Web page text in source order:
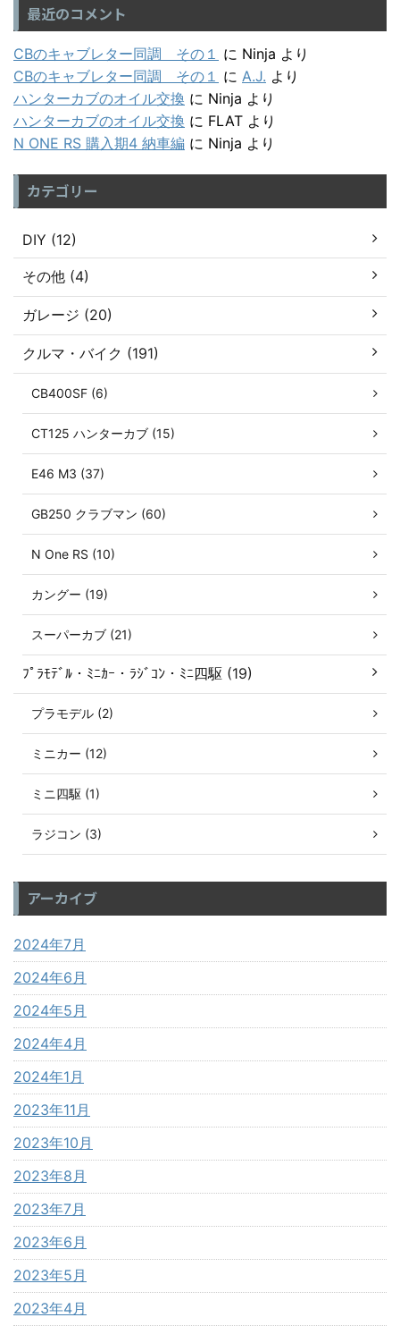
最近のコメント
CBのキャブレター同調 その１ に Ninja より
CBのキャブレター同調 その１ に A.J. より
ハンターカブのオイル交換 に Ninja より
ハンターカブのオイル交換 に FLAT より
N ONE RS 購入期4 納車編 に Ninja より
カテゴリー
DIY (12)
その他 (4)
ガレージ (20)
クルマ・バイク (191)
CB400SF (6)
CT125 ハンターカブ (15)
E46 M3 (37)
GB250 クラブマン (60)
N One RS (10)
カングー (19)
スーパーカブ (21)
ﾌﾟﾗﾓﾃﾞﾙ・ﾐﾆｶｰ・ﾗｼﾞｺﾝ・ﾐﾆ四駆 (19)
プラモデル (2)
ミニカー (12)
ミニ四駆 (1)
ラジコン (3)
アーカイブ
2024年7月
2024年6月
2024年5月
2024年4月
2024年1月
2023年11月
2023年10月
2023年8月
2023年7月
2023年6月
2023年5月
2023年4月